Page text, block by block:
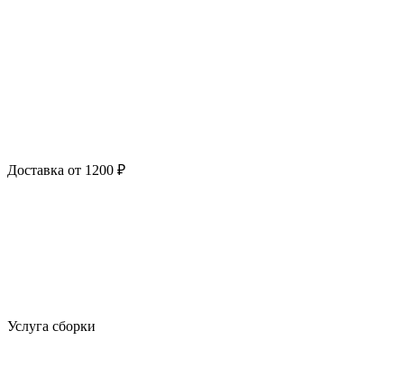
Доставка от 1200 ₽
Услуга сборки